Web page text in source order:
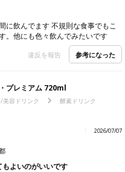
に飲んでます 不規則な食事でもこ
。他にも色々飲んでみたいです
違反を報告 参考になった
プレミアム 720ml
容ドリンク
酵素ドリンク
2026/07/07
よいのがいいです